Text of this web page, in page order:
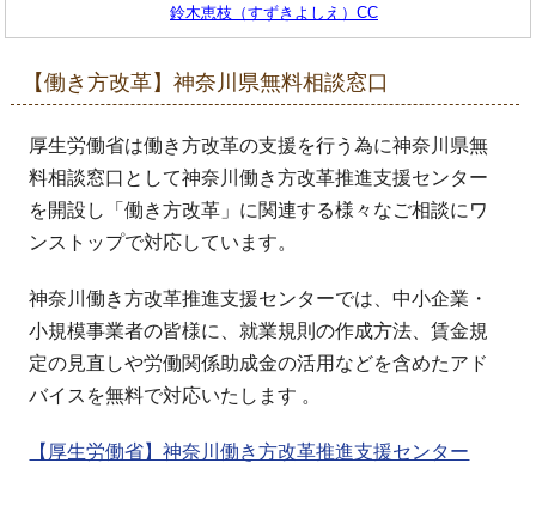
鈴木恵枝（すずきよしえ）CC
【働き方改革】神奈川県無料相談窓口
厚生労働省は働き方改革の支援を行う為に神奈川県無
料相談窓口として神奈川働き方改革推進支援センター
を開設し「働き方改革」に関連する様々なご相談にワ
ンストップで対応しています。
神奈川働き方改革推進支援センターでは、中小企業・
小規模事業者の皆様に、就業規則の作成方法、賃金規
定の見直しや労働関係助成金の活用などを含めたアド
バイスを無料で対応いたします 。
【厚生労働省】神奈川働き方改革推進支援センター